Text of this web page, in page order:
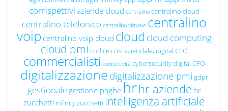
corrispettivi aziende cloud centralino centralino cloud
centralino telefonico centralino virtuale centralino
voip centralino voip cloud cloud cloud computing
cloud pmi codice crisi aziendale; digital CFO
commercialisti connettività cybersecuritydigital CFO
digitalizzazionedigitalizzazione pmi gdpr
gestionale gestione paghe hrhr aziende hr
zucchetti infinity zucchetti intelligenza artificiale